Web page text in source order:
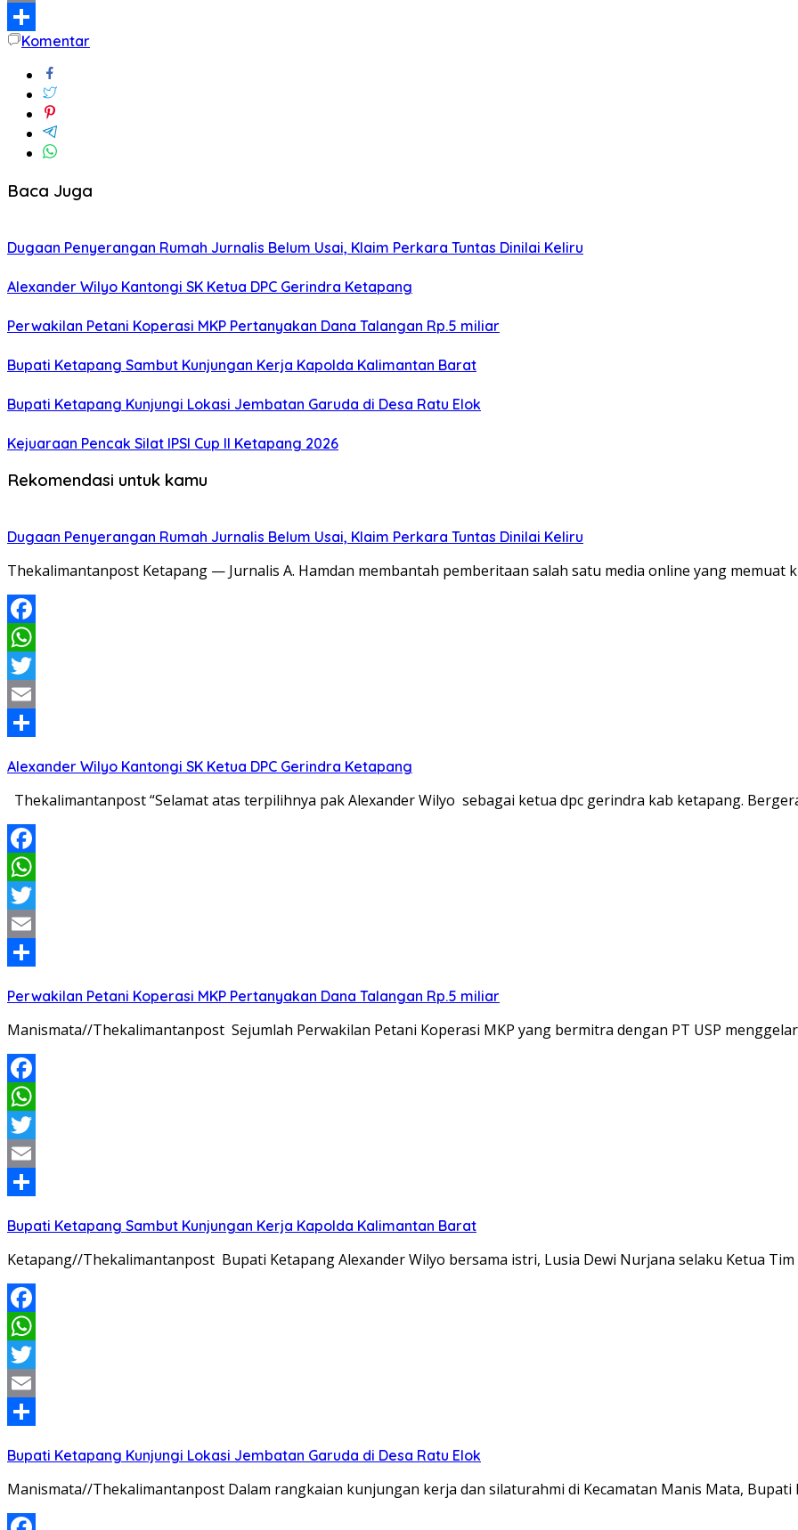
Email
Share
Komentar
Baca Juga
Dugaan Penyerangan Rumah Jurnalis Belum Usai, Klaim Perkara Tuntas Dinilai Keliru
Alexander Wilyo Kantongi SK Ketua DPC Gerindra Ketapang
Perwakilan Petani Koperasi MKP Pertanyakan Dana Talangan Rp.5 miliar
Bupati Ketapang Sambut Kunjungan Kerja Kapolda Kalimantan Barat
Bupati Ketapang Kunjungi Lokasi Jembatan Garuda di Desa Ratu Elok
Kejuaraan Pencak Silat IPSI Cup II Ketapang 2026
Rekomendasi untuk kamu
Dugaan Penyerangan Rumah Jurnalis Belum Usai, Klaim Perkara Tuntas Dinilai Keliru
Thekalimantanpost Ketapang — Jurnalis A. Hamdan membantah pemberitaan salah satu media online yang memuat
Facebook
WhatsApp
Twitter
Email
Alexander Wilyo Kantongi SK Ketua DPC Gerindra Ketapang
Thekalimantanpost “Selamat atas terpilihnya pak Alexander Wilyo sebagai ketua dpc gerindra kab ketapang.
Facebook
WhatsApp
Twitter
Email
Perwakilan Petani Koperasi MKP Pertanyakan Dana Talangan Rp.5 miliar
Manismata//Thekalimantanpost Sejumlah Perwakilan Petani Koperasi MKP yang bermitra dengan PT USP
Facebook
WhatsApp
Twitter
Email
Bupati Ketapang Sambut Kunjungan Kerja Kapolda Kalimantan Barat
Ketapang//Thekalimantanpost Bupati Ketapang Alexander Wilyo bersama istri, Lusia Dewi Nurjana selaku Ketua Tim
Facebook
WhatsApp
Twitter
Email
Bupati Ketapang Kunjungi Lokasi Jembatan Garuda di Desa Ratu Elok
Manismata//Thekalimantanpost Dalam rangkaian kunjungan kerja dan silaturahmi di Kecamatan Manis Mata, Bupati